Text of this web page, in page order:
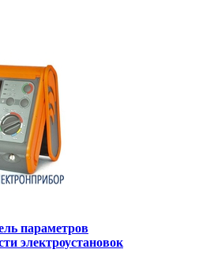
параметров
электроустановок